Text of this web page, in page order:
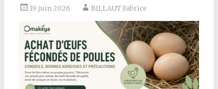
19 juin 2026 BILLAUT Fabrice